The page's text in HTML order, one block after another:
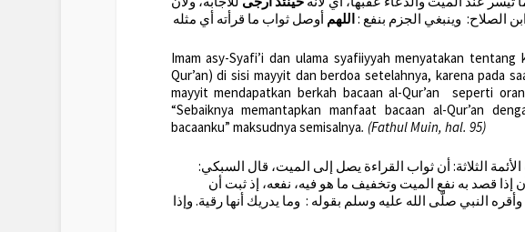
الصلاح: وينبغي الجزم بنفع : اللهم أوصل ثواب ما قرأته أي مثله
Imam asy-Syafi’i dan ulama syafiiyyah menyatakan tentang
Qur’an) di sisi mayyit dan berdoa setelahnya, karena pada
mayyit mendapatkan berkah bacaan al-Qur’an seperti
“Sebaiknya memantapkan manfaat bacaan al-Qur’an
bacaanku” maksudnya semisalnya. (Fathul Muin, hal. 95)
الثلاثة: أن ثواب القراءة يصل إلى الميت، قال السبكي:
إذا قصد به نفع الميت وتخفيف ما هو فيه، نفعه، إذ ثبت أن
النبي صلّى الله عليه وسلم بقوله : وما يدريك أنها رقية. وإذا